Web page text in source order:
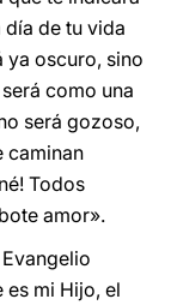
de tu vida
ya oscuro, sino
como una
será gozoso,
caminan
Todos
amor».
es mi Hijo, el